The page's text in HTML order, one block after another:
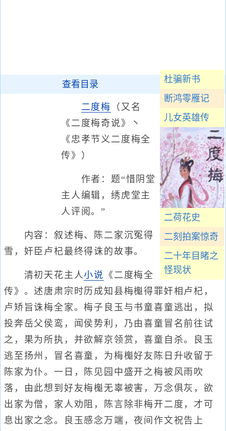
杜骗新书
断鸿零雁记
儿女英雄传
二荷花史
二刻拍案惊奇
二十年目睹之
怪现状
查看目录
二度梅
（又名
《二度梅奇说》丶
《忠孝节义二度梅全
传》）
作者：题“惜阴堂
主人编辑，绣虎堂主
人评阅。”
内容：叙述梅、陈二家沉冤得
雪，奸臣卢杞最终得诛的故事。
清初天花主人小说 《二度梅全
传》。述唐肃宗时历成知县梅櫆得罪奸相卢杞，
卢矫旨诛梅全家。梅子良玉与书童喜童逃出，拟
投奔岳父侯鸾，闻侯势利，乃由喜童冒名前往试
之，果为所执，并欲解京领赏，喜童自杀。良玉
逃至扬州，冒名喜童，为梅櫆好友陈日升收留于
陈家为仆。一日，陈见园中盛开之梅被风雨吹
落，由此想到好友梅櫆无辜被害，万念俱灰，欲
出家为僧，家人劝阻，陈言除非梅开二度，才可
息出家之念。良玉感念万端，夜间作文祝告上